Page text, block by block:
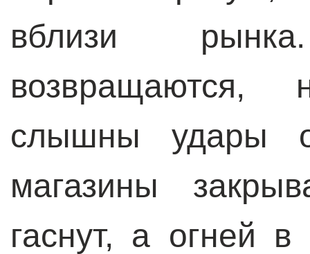
вблизи
возвращаются,
слышны удары
магазины
гаснут, а огней